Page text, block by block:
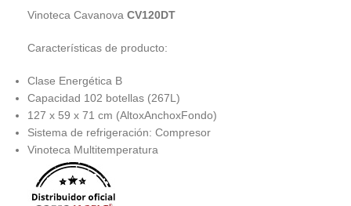
Vinoteca Cavanova CV120DT
Características de producto:
Clase Energética B
Capacidad 102 botellas (267L)
127 x 59 x 71 cm (AltoxAnchoxFondo)
Sistema de refrigeración: Compresor
Vinoteca Multitemperatura